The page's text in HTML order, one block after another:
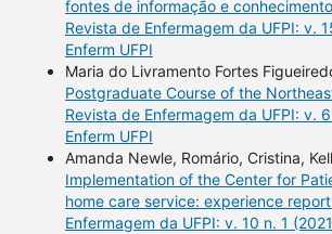
fontes de informação e
Revista de Enfermagem da UFPI: v.
Enferm UFPI
Maria do Livramento Fortes
Postgraduate Course of the
Revista de Enfermagem da UFPI: v.
Enferm UFPI
Amanda Newle, Romário, Cristina,
Implementation of the Center for
home care service: experience report
Enfermagem da UFPI: v. 10 n. 1